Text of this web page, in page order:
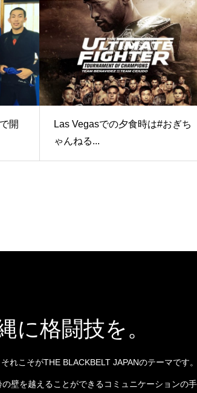
開
Las Vegasでの夕食時は#おぎち
ゃんねる...
に格闘技を。
それこそがTHE BLACKBELT JAPANのテーマです
壁を越えることができるコミュニケーションの